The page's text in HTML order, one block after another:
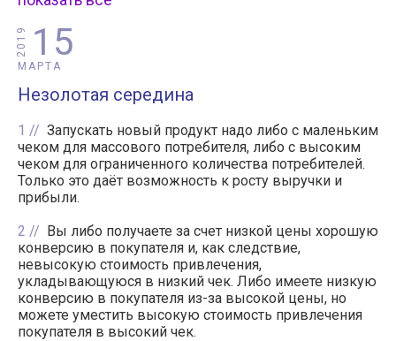
15
МАРТА
2019
Незолотая середина
1
Запускать новый продукт надо либо с маленьким
чеком для массового потребителя, либо с высоким
чеком для ограниченного количества потребителей.
Только это даёт возможность к росту выручки и
прибыли.
2
Вы либо получаете за счет низкой цены хорошую
конверсию в покупателя и, как следствие,
невысокую стоимость привлечения,
укладывающуюся в низкий чек. Либо имеете низкую
конверсию в покупателя из-за высокой цены, но
можете уместить высокую стоимость привлечения
покупателя в высокий чек.